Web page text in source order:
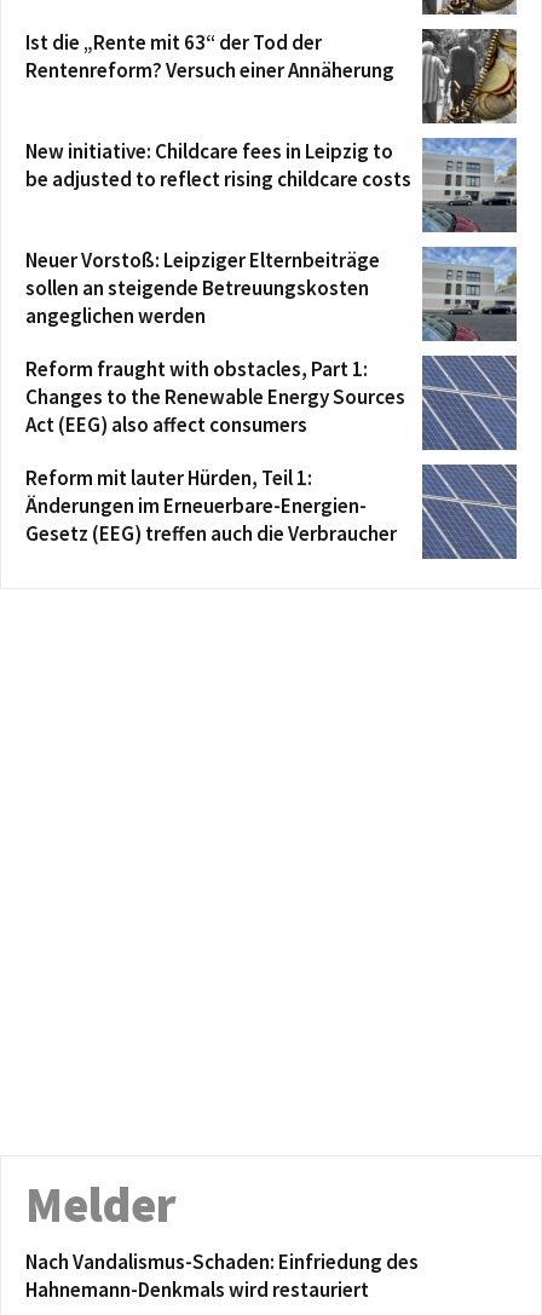
Ist die „Rente mit 63“ der Tod der
Rentenreform? Versuch einer Annäherung
New initiative: Childcare fees in Leipzig to
be adjusted to reflect rising childcare costs
Neuer Vorstoß: Leipziger Elternbeiträge
sollen an steigende Betreuungskosten
angeglichen werden
Reform fraught with obstacles, Part 1:
Changes to the Renewable Energy Sources
Act (EEG) also affect consumers
Reform mit lauter Hürden, Teil 1:
Änderungen im Erneuerbare-Energien-
Gesetz (EEG) treffen auch die Verbraucher
Melder
Nach Vandalismus-Schaden: Einfriedung des
Hahnemann-Denkmals wird restauriert